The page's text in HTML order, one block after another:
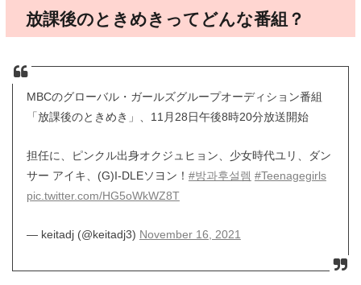
放課後のときめきってどんな番組？
MBCのグローバル・ガールズグループオーディション番組
「放課後のときめき」、11月28日午後8時20分放送開始
担任に、ピンクル出身オクジュヒョン、少女時代ユリ、ダン
サー アイキ、(G)I-DLEソヨン！ #방과후설렘 #Teenagegirls
pic.twitter.com/HG5oWkWZ8T
— keitadj (@keitadj3) November 16, 2021